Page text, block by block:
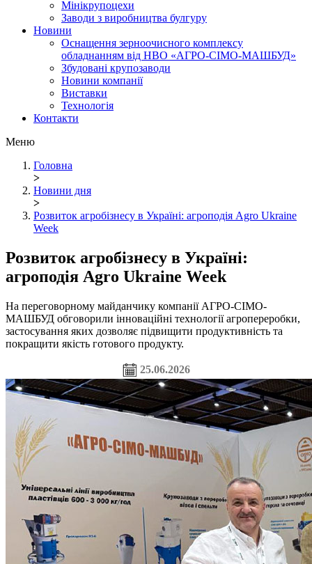
Мінікрупоцехи
Заводи з виробництва булгуру
Новини
Оснащення зерноочисного комплексу
обладнанням від НВО «АГРО-СІМО-МАШБУД»
Збудовані крупозаводи
Новини компанії
Виставки
Технологія
Контакти
Меню
Головна
>
Новини дня
>
Розвиток агробізнесу в Україні: агроподія Agro Ukraine
Week
Розвиток агробізнесу в Україні:
агроподія Agro Ukraine Week
На переговорному майданчику компанії АГРО-СІМО-
МАШБУД обговорили інноваційні технології агропереробки,
застосування яких дозволяє підвищити продуктивність та
покращити якість готового продукту.
25.06.2026